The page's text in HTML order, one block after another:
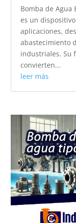
Bomba de Agua
es un
aplicaciones,
abastecimiento
industriales. Su
convierten...
leer más